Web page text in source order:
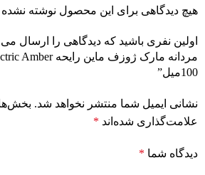
هیچ دیدگاهی برای این محصول نوشته
اولین نفری باشید که دیدگاهی را ارسال می
100میل”
نشانی ایمیل شما منتشر نخواهد شد.
علامت‌گذاری شده‌اند *
دیدگاه شما *